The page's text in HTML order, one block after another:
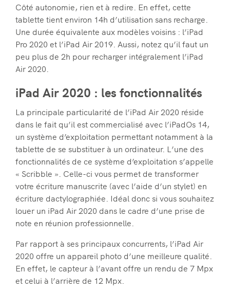
Côté autonomie, rien et à redire. En effet, cette
tablette tient environ 14h d’utilisation sans recharge.
Une durée équivalente aux modèles voisins : l’iPad
Pro 2020 et l’iPad Air 2019. Aussi, notez qu’il faut un
peu plus de 2h pour recharger intégralement l’iPad
Air 2020.
iPad Air 2020 : les fonctionnalités
La principale particularité de l’iPad Air 2020 réside
dans le fait qu’il est commercialisé avec l’iPadOs 14,
un système d’exploitation permettant notamment à la
tablette de se substituer à un ordinateur. L’une des
fonctionnalités de ce système d’exploitation s’appelle
« Scribble ». Celle-ci vous permet de transformer
votre écriture manuscrite (avec l’aide d’un stylet) en
écriture dactylographiée. Idéal donc si vous souhaitez
louer un iPad Air 2020 dans le cadre d’une prise de
note en réunion professionnelle.
Par rapport à ses principaux concurrents, l’iPad Air
2020 offre un appareil photo d’une meilleure qualité.
En effet, le capteur à l’avant offre un rendu de 7 Mpx
et celui à l’arrière de 12 Mpx.